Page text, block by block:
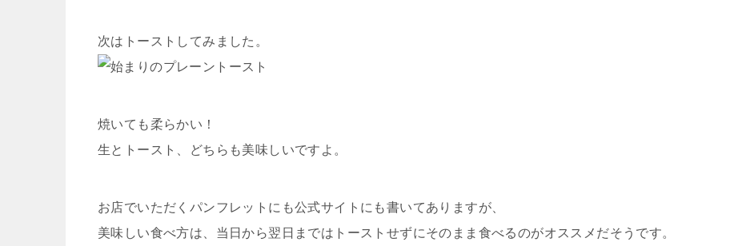
次はトーストしてみました。
焼いても柔らかい！
生とトースト、どちらも美味しいですよ。
お店でいただくパンフレットにも公式サイトにも書いてありますが、
美味しい食べ方は、当日から翌日まではトーストせずにそのまま食べるのがオススメだそうです。